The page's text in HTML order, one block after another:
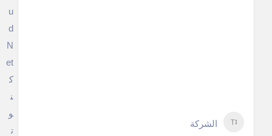
u
d
N
et
الشركة
ك
ن
و
ت